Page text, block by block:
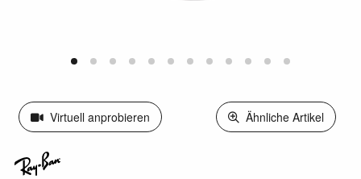
Virtuell anprobieren Ähnliche Artikel